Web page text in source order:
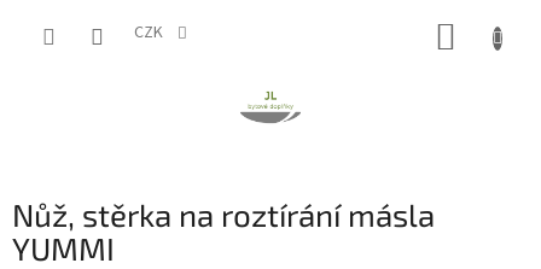
CZK
Nůž, stěrka na roztírání másla
YUMMI